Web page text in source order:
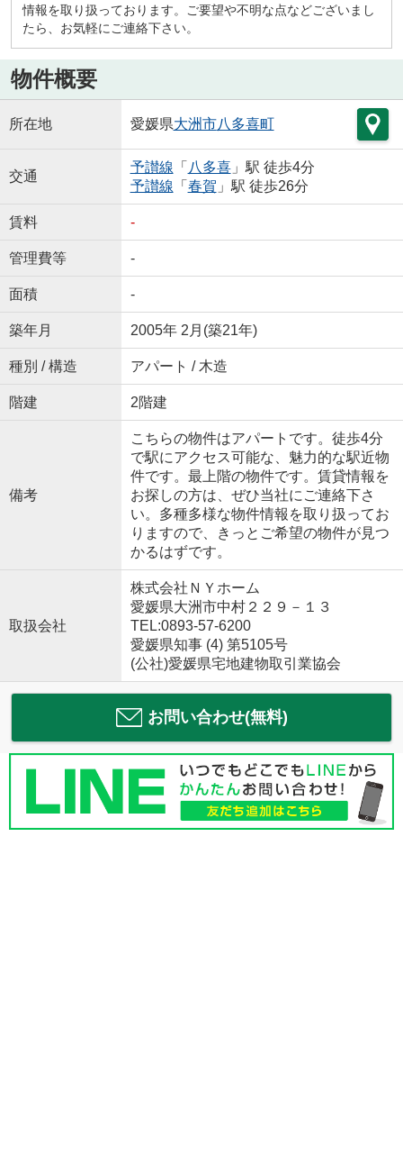
情報を取り扱っております。ご要望や不明な点などございまし
たら、お気軽にご連絡下さい。
物件概要
所在地 愛媛県大洲市八多喜町
交通
予讃線 「 八多喜」駅 徒歩4分
予讃線 「 春賀 」駅 徒歩26分
賃料 -
管理費等 -
面積 -
築年月 2005年 2月(築21年)
種別 / 構造 アパート / 木造
階建 2階建
備考
こちらの物件はアパートです。徒歩4分
で駅にアクセス可能な、魅力的な駅近物
件です。最上階の物件です。賃貸情報を
お探しの方は、ぜひ当社にご連絡下さ
い。多種多様な物件情報を取り扱ってお
りますので、きっとご希望の物件が見つ
かるはずです。
取扱会社
株式会社ＮＹホーム
愛媛県大洲市中村２２９－１３
TEL:0893-57-6200
愛媛県知事 (4) 第5105号
(公社)愛媛県宅地建物取引業協会
お問い合わせ(無料)